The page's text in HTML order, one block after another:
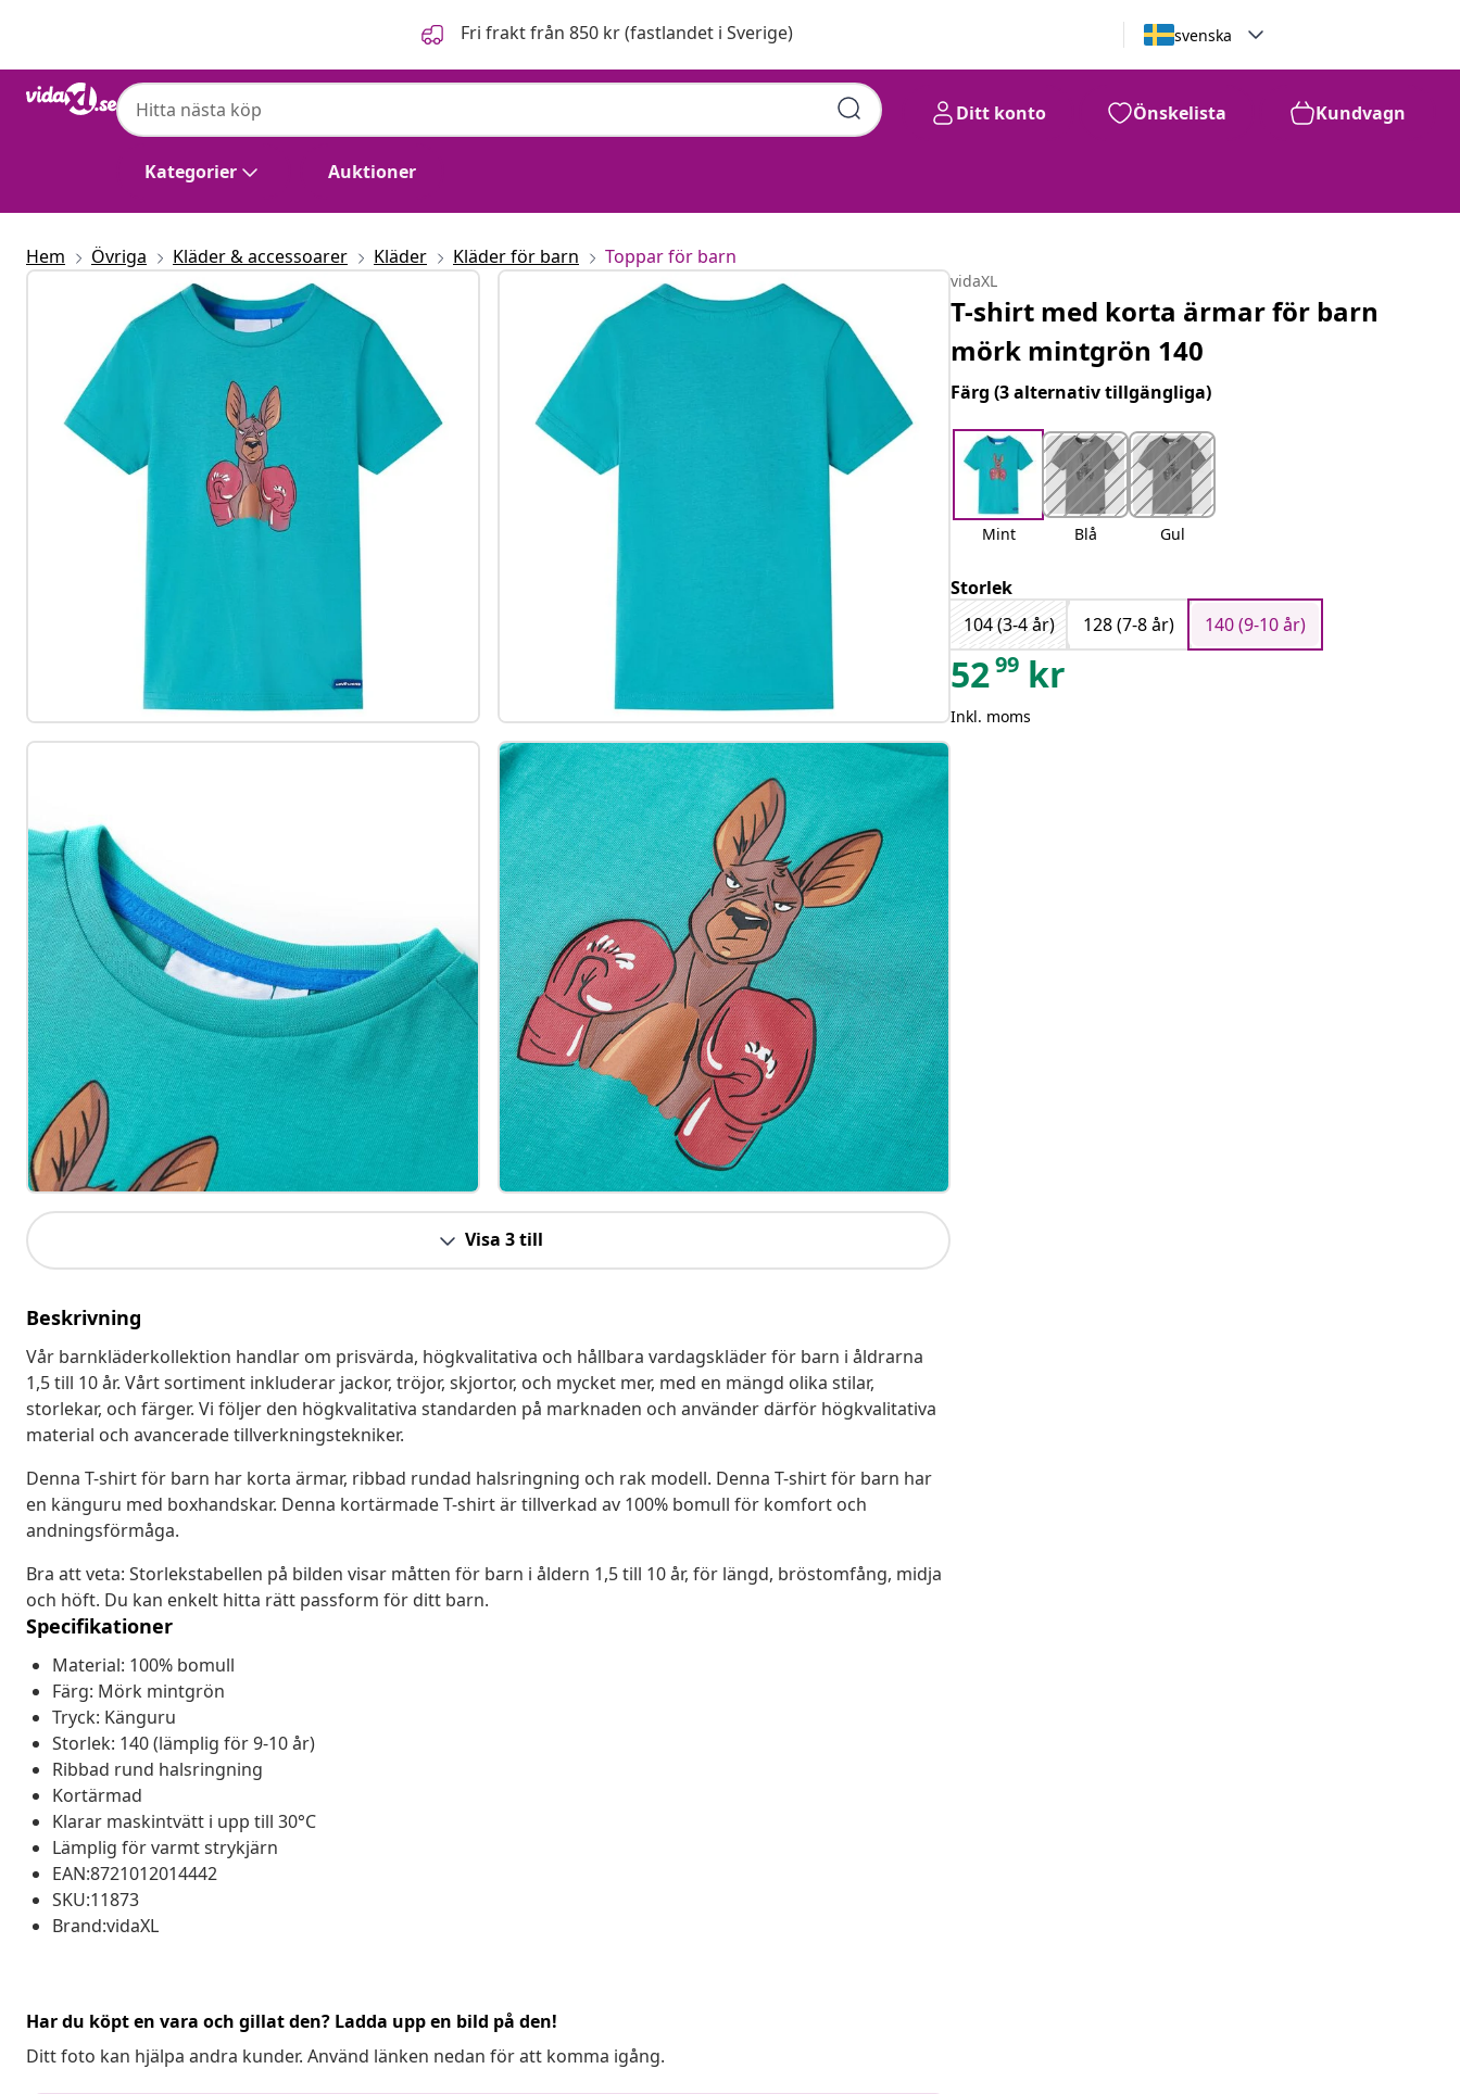
Fri frakt från 850 kr (fastlandet i Sverige) svenska
Kategorier Auktioner
Ditt konto Önskelista Kundvagn
Hem Övriga Kläder & accessoarer Kläder Kläder för barn Toppar för barn
Visa 3 till
Beskrivning
Vår barnkläderkollektion handlar om prisvärda, högkvalitativa och hållbara vardagskläder för barn i åldrarna
1,5 till 10 år. Vårt sortiment inkluderar jackor, tröjor, skjortor, och mycket mer, med en mängd olika stilar,
storlekar, och färger. Vi följer den högkvalitativa standarden på marknaden och använder därför högkvalitativa
material och avancerade tillverkningstekniker.
Denna T-shirt för barn har korta ärmar, ribbad rundad halsringning och rak modell. Denna T-shirt för barn har
en känguru med boxhandskar. Denna kortärmade T-shirt är tillverkad av 100% bomull för komfort och
andningsförmåga.
Bra att veta: Storlekstabellen på bilden visar måtten för barn i åldern 1,5 till 10 år, för längd, bröstomfång, midja
och höft. Du kan enkelt hitta rätt passform för ditt barn.
Specifikationer
Material: 100% bomull
Färg: Mörk mintgrön
Tryck: Känguru
Storlek: 140 (lämplig för 9-10 år)
Ribbad rund halsringning
Kortärmad
Klarar maskintvätt i upp till 30°C
Lämplig för varmt strykjärn
EAN:8721012014442
SKU:11873
Brand:vidaXL
Har du köpt en vara och gillat den? Ladda upp en bild på den!
Ditt foto kan hjälpa andra kunder. Använd länken nedan för att komma igång.
vidaXL
T-shirt med korta ärmar för barn
mörk mintgrön 140
Färg(3 alternativ tillgängliga)
Mint Blå Gul
Storlek
104 (3-4 år)
128 (7-8 år) 140 (9-10 år)
5299 kr
Inkl. moms